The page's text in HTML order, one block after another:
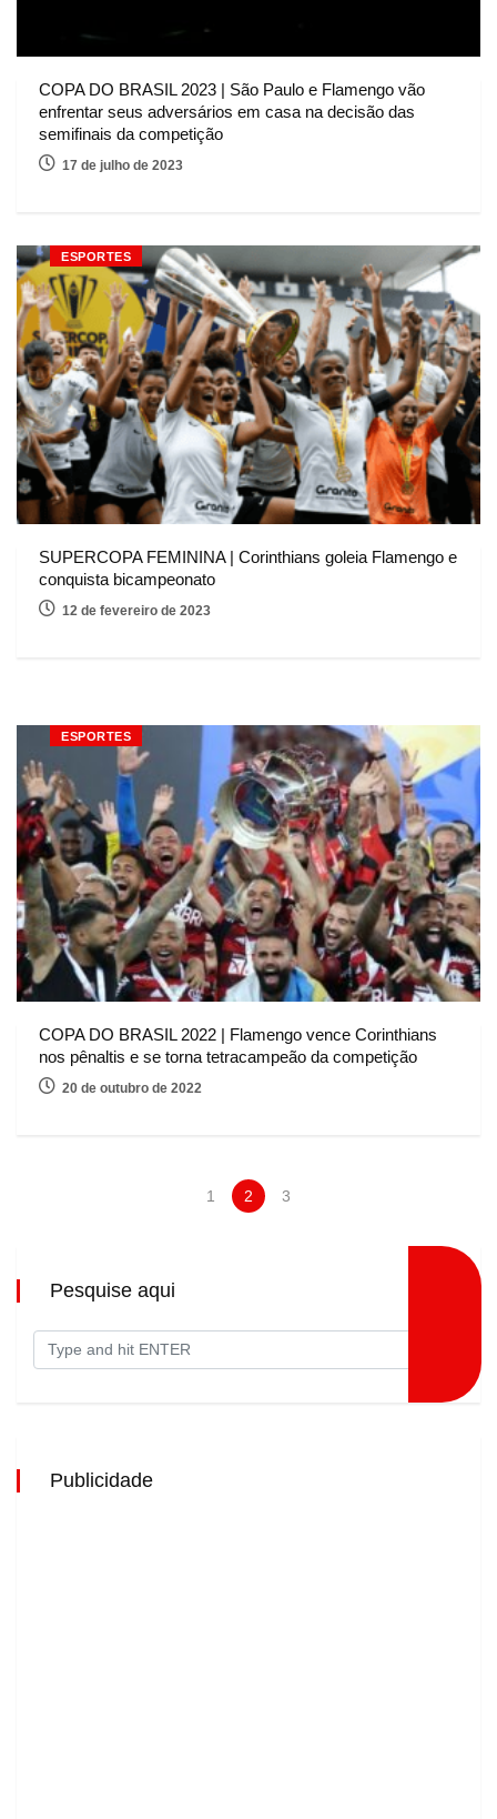
COPA DO BRASIL 2023 | São Paulo e Flamengo vão
enfrentar seus adversários em casa na decisão das
semifinais da competição
17 de julho de 2023
ESPORTES
SUPERCOPA FEMININA | Corinthians goleia Flamengo e
conquista bicampeonato
12 de fevereiro de 2023
ESPORTES
COPA DO BRASIL 2022 | Flamengo vence Corinthians
nos pênaltis e se torna tetracampeão da competição
20 de outubro de 2022
1 2 3
Pesquise aqui
Publicidade